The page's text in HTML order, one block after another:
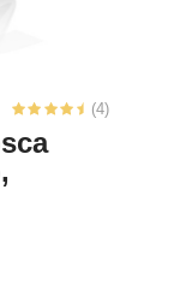
(4)